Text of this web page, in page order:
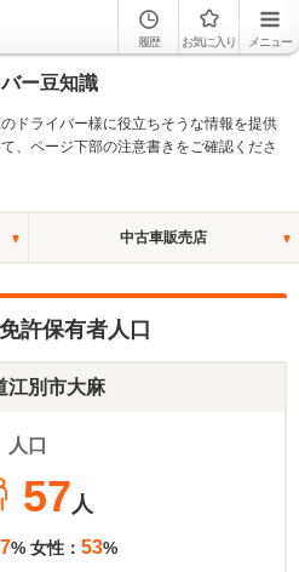
履歴 お気に入り メニュー
ー豆知識
ドライバー様に役立ちそうな情報を提供
、ページ下部の注意書きをご確認くださ
中古車販売店
許保有者人口
江別市大麻
人口
57人
% 女性： 53%